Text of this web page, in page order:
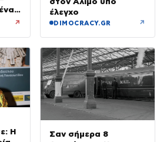
↗
έλεγχο
DIMOCRACY.GR ↗
Η
Σαν σήμερα 8